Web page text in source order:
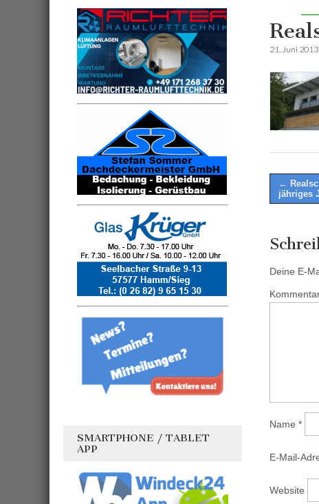
21. Juni 2013
Post
←
jähriges
Deine E-
Name *
E-Mail-
Website
SMARTPHONE / TABLET
APP